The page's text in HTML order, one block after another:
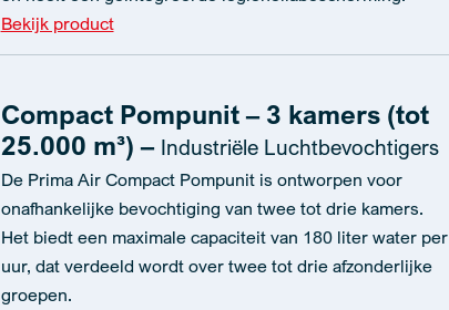
Bekijk product
Compact Pompunit – 3 kamers (tot
25.000 m³) – Industriële Luchtbevochtigers
De Prima Air Compact Pompunit is ontworpen voor
onafhankelijke bevochtiging van twee tot drie kamers.
Het biedt een maximale capaciteit van 180 liter water per
uur, dat verdeeld wordt over twee tot drie afzonderlijke
groepen.